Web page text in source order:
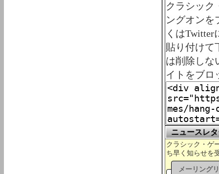
クラシック
ングオンを
くは
貼り付けて
は削除しな
イトをブロ
ニュースレ
クラシック・ゲ
ち早く知らせを
メーリング